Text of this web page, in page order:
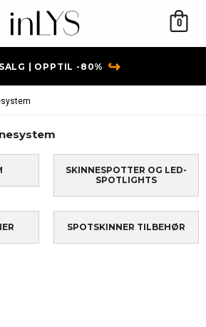
0
| OPPTIL -80% ↪
SKINNESPOTTER OG LED-
SPOTLIGHTS
SPOTSKINNER TILBEHØR